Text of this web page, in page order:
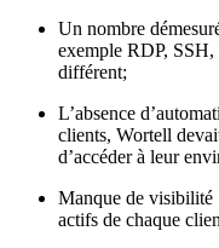
Un nombre
exemple RDP,
différent;
L’absence
clients, Wortell
d’accéder à leur
Manque de visibilité
actifs de chaque